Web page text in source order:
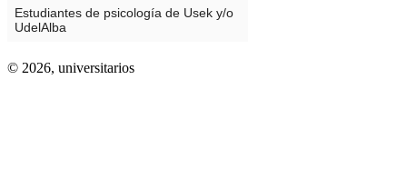
© 2026, universitarios